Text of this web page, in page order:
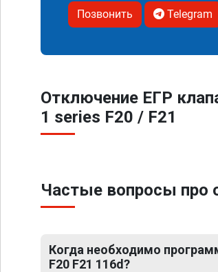
Позвонить Telegram
Отключение ЕГР
1 series F20 / F21
Частые вопросы про
Когда необходимо
F20 F21 116d?